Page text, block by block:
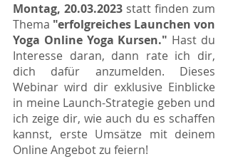
Montag, 20.03.2023 statt finden zum
Thema "erfolgreiches Launchen von
Yoga Online Yoga Kursen." Hast du
Interesse daran, dann rate ich dir,
dich dafür anzumelden. Dieses
Webinar wird dir exklusive Einblicke
in meine Launch-Strategie geben und
ich zeige dir, wie auch du es schaffen
kannst, erste Umsätze mit deinem
Online Angebot zu feiern!